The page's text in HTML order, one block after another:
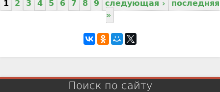
1 2 3 4 5 6 7 8 9 следующая ›
последняя
»
Поиск по сайту